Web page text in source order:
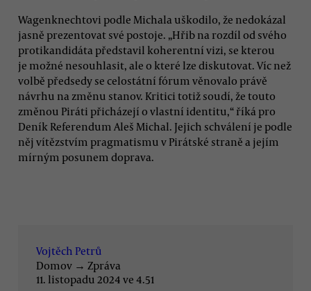
Wagenknechtovi podle Michala uškodilo, že nedokázal
jasně prezentovat své postoje. „Hřib na rozdíl od svého
protikandidáta představil koherentní vizi, se kterou
je možné nesouhlasit, ale o které lze diskutovat. Víc než
volbě předsedy se celostátní fórum věnovalo právě
návrhu na změnu stanov. Kritici totiž soudí, že touto
změnou Piráti přicházejí o vlastní identitu,“ říká pro
Deník Referendum Aleš Michal. Jejich schválení je podle
něj vítězstvím pragmatismu v Pirátské straně a jejím
mírným posunem doprava.
Vojtěch Petrů
Domov → Zpráva
11. listopadu 2024 ve 4.51